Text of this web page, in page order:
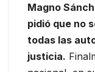
Magno
pidió que no
todas las
justicia.